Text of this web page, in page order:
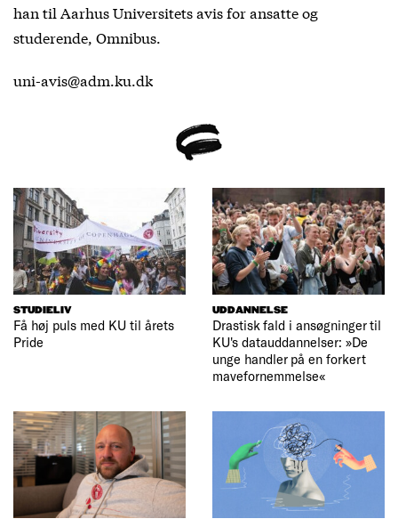
han til Aarhus Universitets avis for ansatte og
studerende, Omnibus.
uni-avis@adm.ku.dk
STUDIELIV
Få høj puls med KU til årets
Pride
UDDANNELSE
Drastisk fald i ansøgninger til
KU's datauddannelser: »De
unge handler på en forkert
mavefornemmelse«